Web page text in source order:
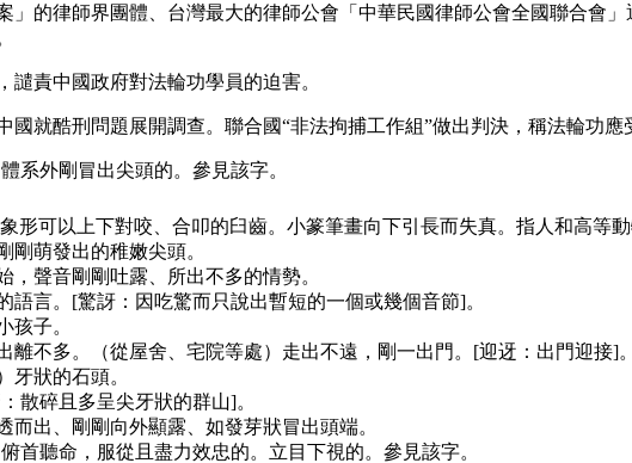
」的律師界團體、台灣最大的律師公會「中華民國律師公會全國聯合會
責中國政府對法輪功學員的迫害。
國就酷刑問題展開調查。聯合國“非法拘捕工作組”做出判決，稱法輪功
系外剛冒出尖頭的。參見該字。
形可以上下對咬、合叩的臼齒。小篆筆畫向下引長而失真。指人和高等
剛萌發出的稚嫩尖頭。
，聲音剛剛吐露、所出不多的情勢。
語言。[驚訝：因吃驚而只說出暫短的一個或幾個音節]。
孩子。
離不多。（從屋舍、宅院等處）走出不遠，剛一出門。[迎迓：出門迎接]。
牙狀的石頭。
散碎且多呈尖牙狀的群山]。
而出、剛剛向外顯露、如發芽狀冒出頭端。
首聽命，服從且盡力效忠的。立目下視的。參見該字。